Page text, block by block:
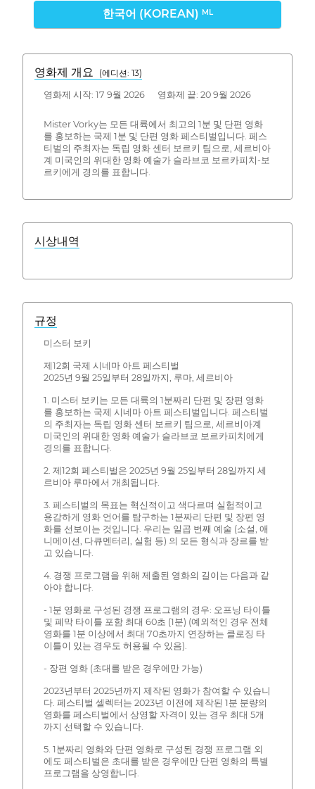
한국어 (KOREAN) ML
영화제 개요 (에디션: 13)
영화제 시작: 17 9월 2026 영화제 끝: 20 9월 2026
Mister Vorky는 모든 대륙에서 최고의 1분 및 단편 영화
를 홍보하는 국제 1분 및 단편 영화 페스티벌입니다. 페스
티벌의 주최자는 독립 영화 센터 보르키 팀으로, 세르비아
계 미국인의 위대한 영화 예술가 슬라브코 보르카피치-보
르키에게 경의를 표합니다.
시상내역
규정
미스터 보키
제12회 국제 시네마 아트 페스티벌
2025년 9월 25일부터 28일까지, 루마, 세르비아
1. 미스터 보키는 모든 대륙의 1분짜리 단편 및 장편 영화
를 홍보하는 국제 시네마 아트 페스티벌입니다. 페스티벌
의 주최자는 독립 영화 센터 보르키 팀으로, 세르비아계
미국인의 위대한 영화 예술가 슬라브코 보르카피치에게
경의를 표합니다.
2. 제12회 페스티벌은 2025년 9월 25일부터 28일까지 세
르비아 루마에서 개최됩니다.
3. 페스티벌의 목표는 혁신적이고 색다르며 실험적이고
용감하게 영화 언어를 탐구하는 1분짜리 단편 및 장편 영
화를 선보이는 것입니다. 우리는 일곱 번째 예술 (소설, 애
니메이션, 다큐멘터리, 실험 등) 의 모든 형식과 장르를 받
고 있습니다.
4. 경쟁 프로그램을 위해 제출된 영화의 길이는 다음과 같
아야 합니다.
- 1분 영화로 구성된 경쟁 프로그램의 경우: 오프닝 타이틀
및 폐막 타이틀 포함 최대 60초 (1분) (예외적인 경우 전체
영화를 1분 이상에서 최대 70초까지 연장하는 클로징 타
이틀이 있는 경우도 허용될 수 있음).
- 장편 영화 (초대를 받은 경우에만 가능)
2023년부터 2025년까지 제작된 영화가 참여할 수 있습니
다. 페스티벌 셀렉터는 2023년 이전에 제작된 1분 분량의
영화를 페스티벌에서 상영할 자격이 있는 경우 최대 5개
까지 선택할 수 있습니다.
5. 1분짜리 영화와 단편 영화로 구성된 경쟁 프로그램 외
에도 페스티벌은 초대를 받은 경우에만 단편 영화의 특별
프로그램을 상영합니다.